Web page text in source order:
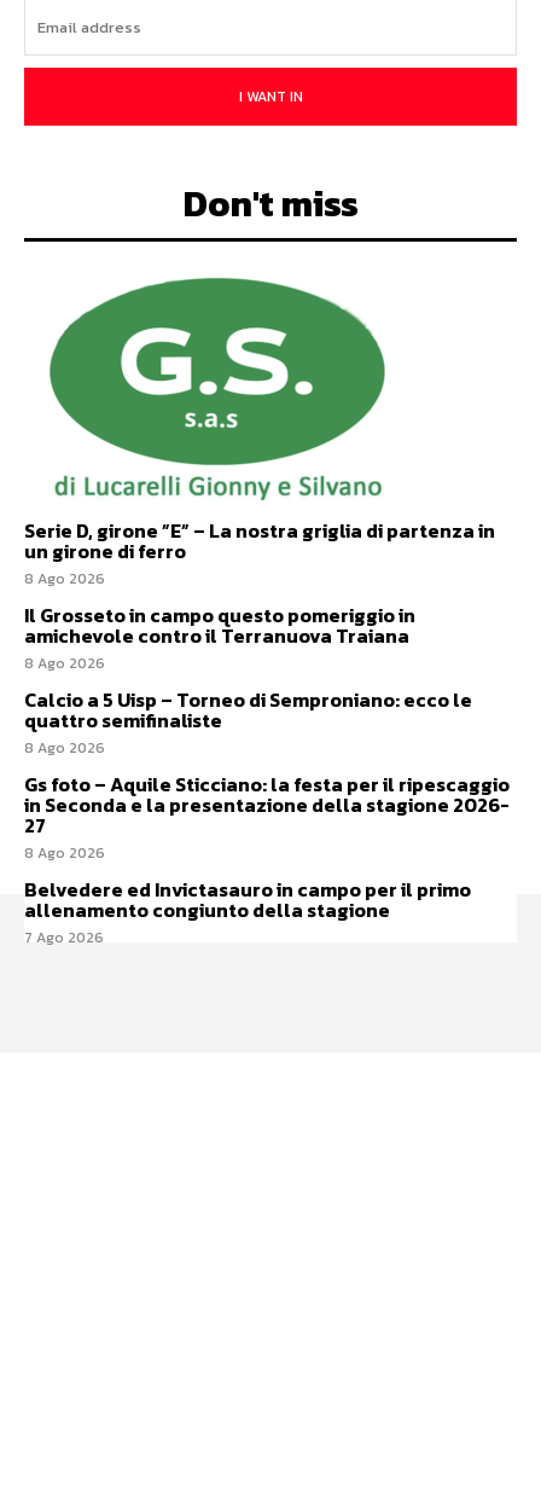
I WANT IN
Don't miss
Serie D, girone ”E” – La nostra griglia di partenza in
un girone di ferro
8 Ago 2026
Il Grosseto in campo questo pomeriggio in
amichevole contro il Terranuova Traiana
8 Ago 2026
Calcio a 5 Uisp – Torneo di Semproniano: ecco le
quattro semifinaliste
8 Ago 2026
Gs foto – Aquile Sticciano: la festa per il ripescaggio
in Seconda e la presentazione della stagione 2026-
27
8 Ago 2026
Belvedere ed Invictasauro in campo per il primo
allenamento congiunto della stagione
7 Ago 2026